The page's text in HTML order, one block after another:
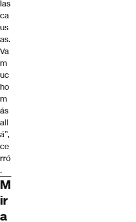
las
ca
us
as.
Va
m
uc
ho
m
ás
all
á”,
ce
rró
.
M
ir
a